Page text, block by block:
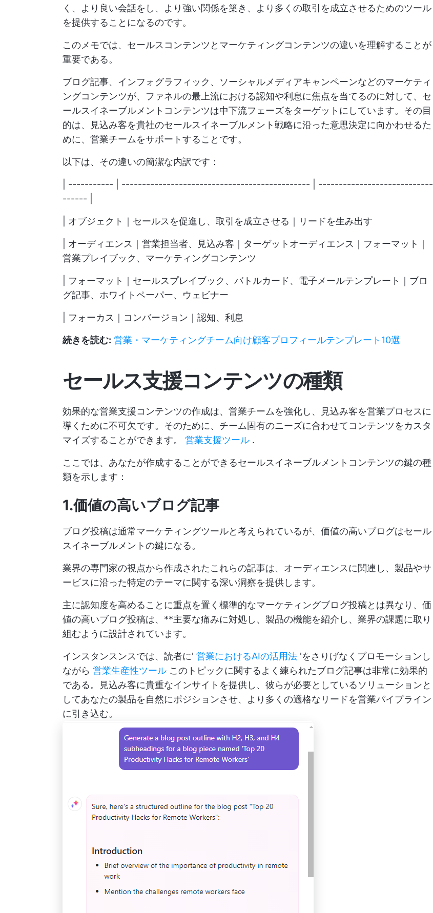
く、より良い会話をし、より強い関係を築き、より多くの取引を成立させるためのツール
を提供することになるのです。
このメモでは、セールスコンテンツとマーケティングコンテンツの違いを理解することが
重要である。
ブログ記事、インフォグラフィック、ソーシャルメディアキャンペーンなどのマーケティ
ングコンテンツが、ファネルの最上流における認知や利息に焦点を当てるのに対して、セ
ールスイネーブルメントコンテンツは中下流フェーズをターゲットにしています。その目
的は、見込み客を貴社のセールスイネーブルメント戦略に沿った意思決定に向かわせるた
めに、営業チームをサポートすることです。
以下は、その違いの簡潔な内訳です：
| ----------- | ---------------------------------------------- | ----------------------------
------ |
| オブジェクト｜セールスを促進し、取引を成立させる｜リードを生み出す
| オーディエンス｜営業担当者、見込み客｜ターゲットオーディエンス｜フォーマット｜
営業プレイブック、マーケティングコンテンツ
| フォーマット｜セールスプレイブック、バトルカード、電子メールテンプレート｜ブロ
グ記事、ホワイトペーパー、ウェビナー
| フォーカス｜コンバージョン｜認知、利息
続きを読む: 営業・マーケティングチーム向け顧客プロフィールテンプレート10選
セールス支援コンテンツの種類
効果的な営業支援コンテンツの作成は、営業チームを強化し、見込み客を営業プロセスに
導くために不可欠です。そのために、チーム固有のニーズに合わせてコンテンツをカスタ
マイズすることができます。 営業支援ツール .
ここでは、あなたが作成することができるセールスイネーブルメントコンテンツの鍵の種
類を示します：
1.価値の高いブログ記事
ブログ投稿は通常マーケティングツールと考えられているが、価値の高いブログはセール
スイネーブルメントの鍵になる。
業界の専門家の視点から作成されたこれらの記事は、オーディエンスに関連し、製品やサ
ービスに沿った特定のテーマに関する深い洞察を提供します。
主に認知度を高めることに重点を置く標準的なマーケティングブログ投稿とは異なり、価
値の高いブログ投稿は、**主要な痛みに対処し、製品の機能を紹介し、業界の課題に取り
組むように設計されています。
インスタンスンスでは、読者に' 営業におけるAIの活用法 'をさりげなくプロモーションし
ながら 営業生産性ツール このトピックに関するよく練られたブログ記事は非常に効果的
である。見込み客に貴重なインサイトを提供し、彼らが必要としているソリューションと
してあなたの製品を自然にポジションさせ、より多くの適格なリードを営業パイプライン
に引き込む。